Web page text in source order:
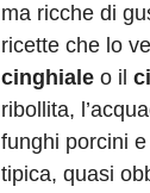
ma ricche di
ricette che lo
cinghiale o il
ribollita,
funghi porcini
tipica, quasi